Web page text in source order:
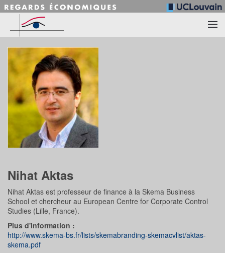
Accéder au contenu principal
Nihat Aktas
Nihat Aktas est professeur de finance à la Skema Business
School et chercheur au European Centre for Corporate Control
Studies (Lille, France).
Plus d'information :
http://www.skema-bs.fr/lists/skemabranding-skemacvlist/aktas-
skema.pdf